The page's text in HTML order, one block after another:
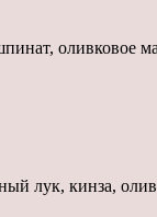
оливковое
лук, кинза,